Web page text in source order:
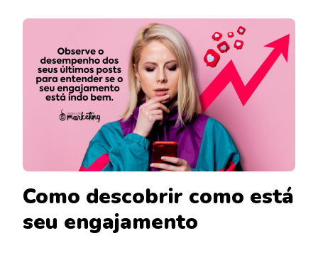
Como descobrir como está
seu engajamento